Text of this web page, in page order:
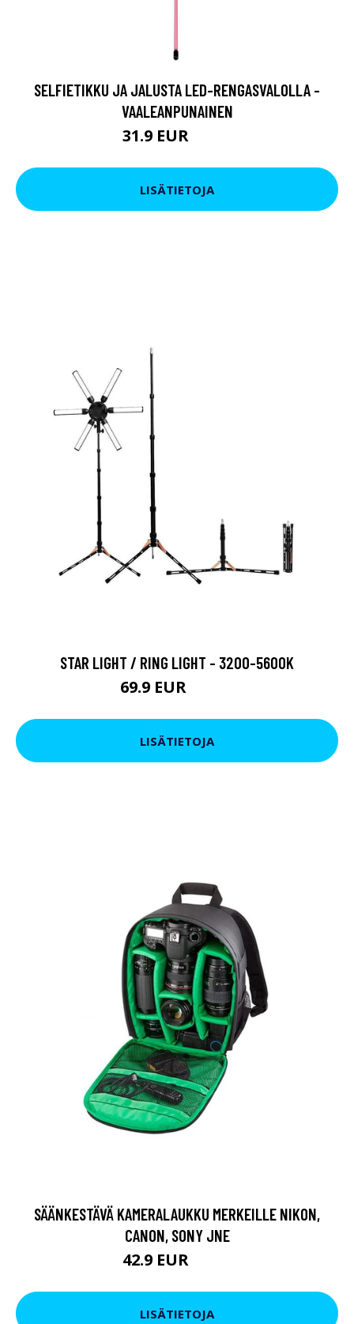
SELFIETIKKU JA JALUSTA LED-RENGASVALOLLA -
VAALEANPUNAINEN
31.9 EUR
LISÄTIETOJA
STAR LIGHT / RING LIGHT - 3200-5600K
69.9 EUR
LISÄTIETOJA
SÄÄNKESTÄVÄ KAMERALAUKKU MERKEILLE NIKON,
CANON, SONY JNE
42.9 EUR
LISÄTIETOJA